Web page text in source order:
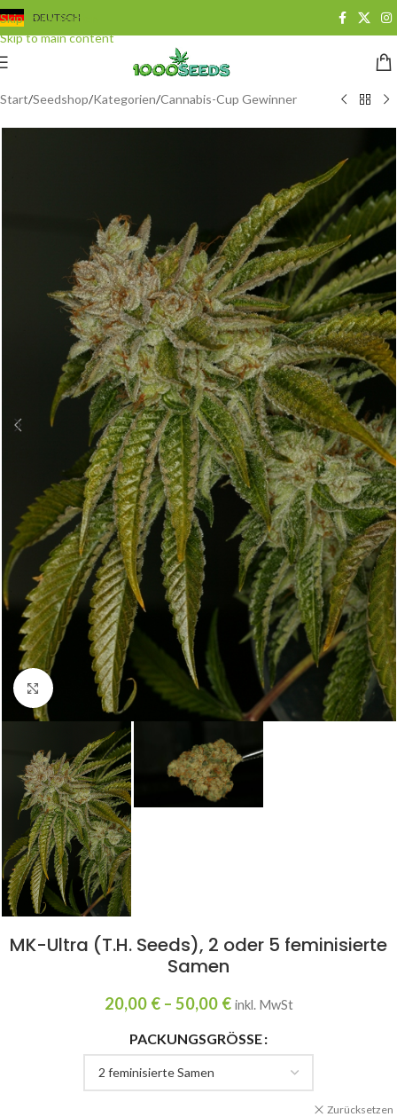
Skip to navigation
Skip to main content
DEUTSCH
Start/Seedshop/Kategorien/Cannabis-Cup Gewinner
Click to enlarge
MK-Ultra (T.H. Seeds), 2 oder 5 feminisierte
Samen
20,00 € – 50,00 € inkl. MwSt
PACKUNGSGRÖSSE
Zurücksetzen